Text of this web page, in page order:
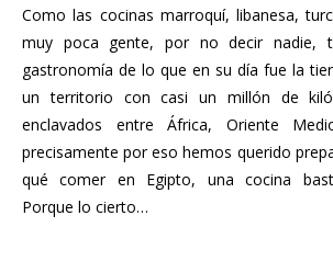
Como las cocinas marroquí, libanesa,
muy poca gente, por no decir nadie,
gastronomía de lo que en su día fue la
un territorio con casi un millón de
enclavados entre África, Oriente
precisamente por eso hemos querido
qué comer en Egipto, una cocina
Porque lo cierto…